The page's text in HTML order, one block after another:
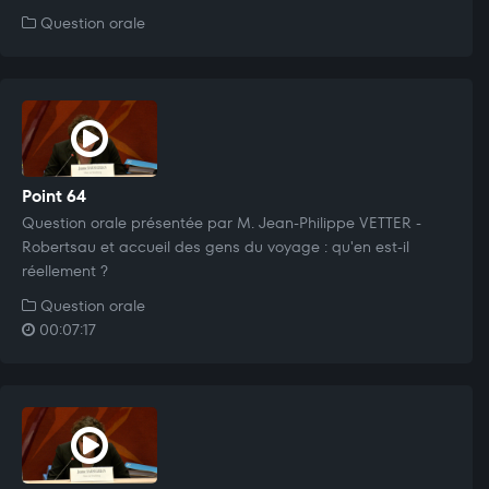
Question orale
Point 64
Question orale présentée par M. Jean-Philippe VETTER -
Robertsau et accueil des gens du voyage : qu'en est-il
réellement ?
Question orale
00:07:17